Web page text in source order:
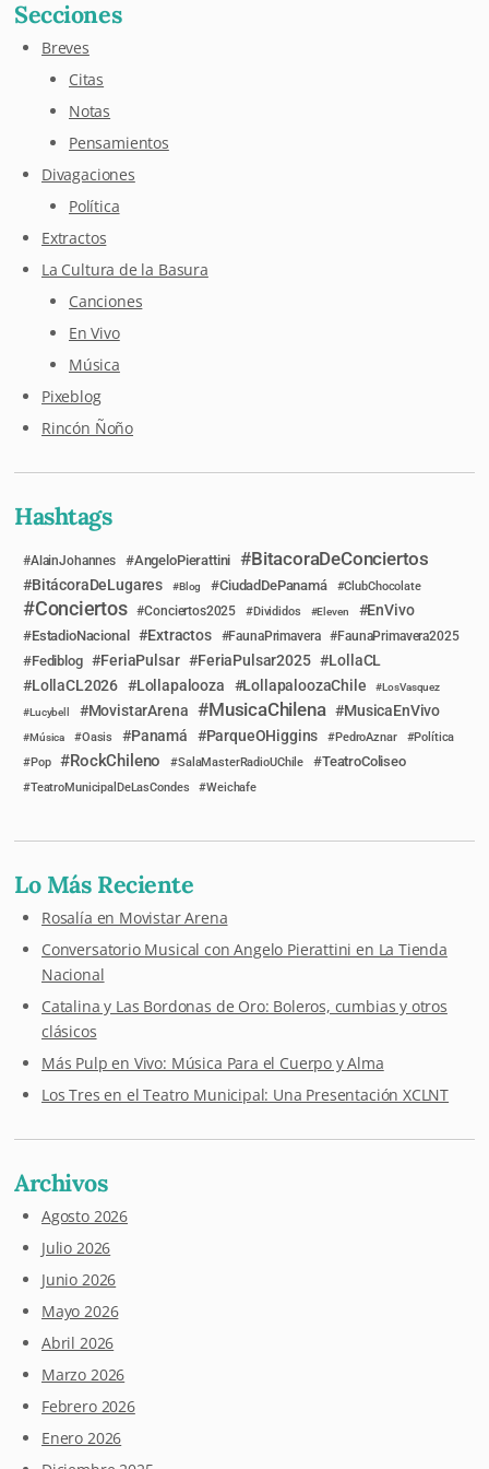
Secciones
Breves
Citas
Notas
Pensamientos
Divagaciones
Política
Extractos
La Cultura de la Basura
Canciones
En Vivo
Música
Pixeblog
Rincón Ñoño
Hashtags
AlainJohannes AngeloPierattini BitacoraDeConciertos
BitácoraDeLugares Blog CiudadDePanamá ClubChocolate
Conciertos Conciertos2025 Divididos Eleven EnVivo
EstadioNacional Extractos FaunaPrimavera FaunaPrimavera2025
Fediblog FeriaPulsar FeriaPulsar2025
LollaCL
LollaCL2026
Lollapalooza LollapaloozaChile
LosVasquez
Lucybell
MovistarArena MusicaChilena MusicaEnVivo
Música Oasis Panamá ParqueOHiggins PedroAznar
Política
Pop
RockChileno SalaMasterRadioUChile TeatroColiseo
TeatroMunicipalDeLasCondes Weichafe
Lo Más Reciente
Rosalía en Movistar Arena
Conversatorio Musical con Angelo Pierattini en La Tienda
Nacional
Catalina y Las Bordonas de Oro: Boleros, cumbias y otros
clásicos
Más Pulp en Vivo: Música Para el Cuerpo y Alma
Los Tres en el Teatro Municipal: Una Presentación XCLNT
Archivos
Agosto 2026
Julio 2026
Junio 2026
Mayo 2026
Abril 2026
Marzo 2026
Febrero 2026
Enero 2026